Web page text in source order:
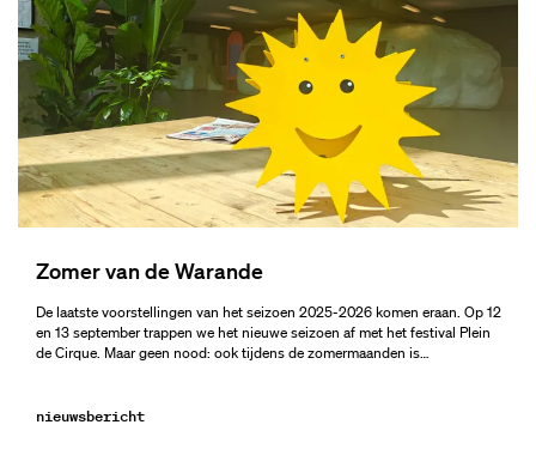
Zomer van de Warande
De laatste voorstellingen van het seizoen 2025-2026 komen eraan. Op 12
en 13 september trappen we het nieuwe seizoen af met het festival Plein
de Cirque. Maar geen nood: ook tijdens de zomermaanden is…
nieuwsbericht